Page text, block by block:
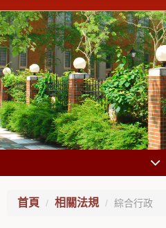
首頁 相關法規 綜合行政